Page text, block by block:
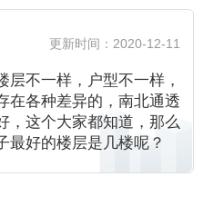
更新时间：2020-12-11
层不一样，户型不一样，
在各种差异的，南北通透
，这个大家都知道，那么
最好的楼层是几楼呢？